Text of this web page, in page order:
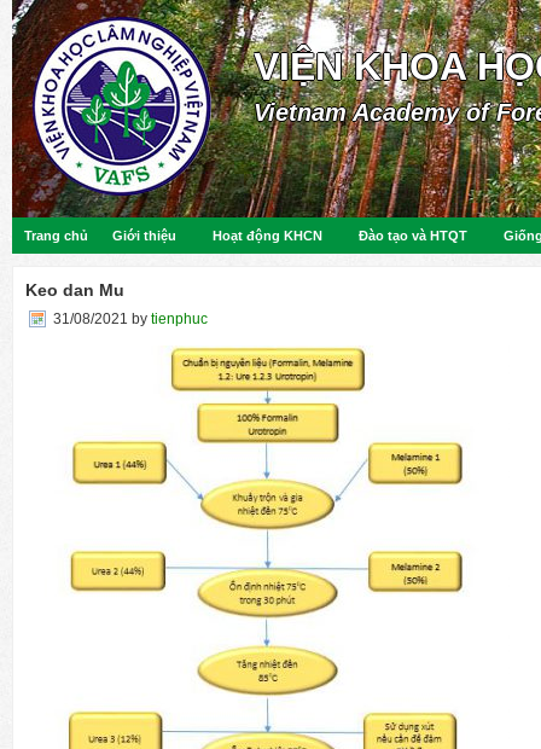
VIỆN KHOA
Vietnam Academy of
Trang chủ Giới thiệu Hoạt động KHCN Đào tạo và HTQT
Keo dan Mu
31/08/2021 by tienphuc